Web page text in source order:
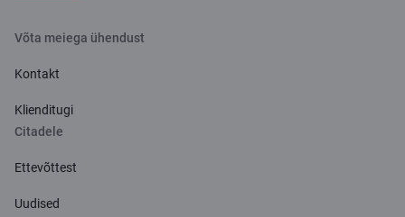
Võta meiega ühendust
Kontakt
Klienditugi
Citadele
Ettevõttest
Uudised